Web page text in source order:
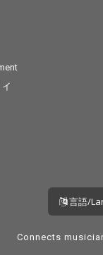
言語/
Connects